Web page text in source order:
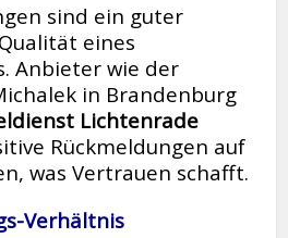
sind ein guter
eines
Anbieter wie der
in Brandenburg
Lichtenrade
Rückmeldungen auf
was Vertrauen schafft.
Verhältnis